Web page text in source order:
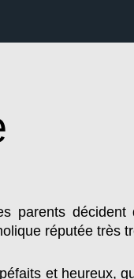
parents
réputée très
et heureux,